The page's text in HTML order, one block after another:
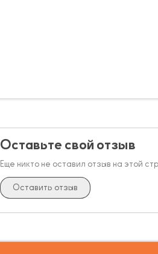
Оставьте свой отзыв
Еще никто не оставил отзыв на этой
Оставить отзыв